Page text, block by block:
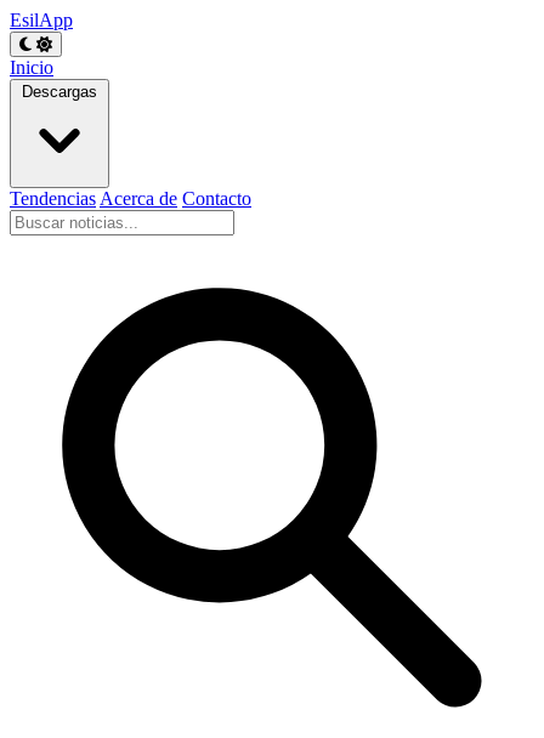
EsilApp
Inicio
Descargas
Tendencias Acerca de Contacto